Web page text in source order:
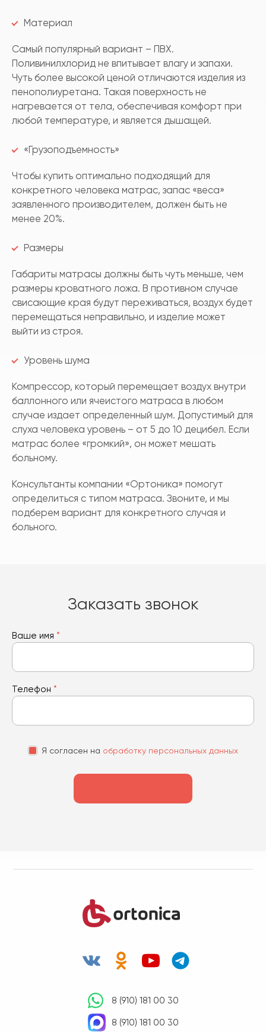
Материал
Самый популярный вариант – ПВХ.
Поливинилхлорид не впитывает влагу и запахи.
Чуть более высокой ценой отличаются изделия из
пенополиуретана. Такая поверхность не
нагревается от тела, обеспечивая комфорт при
любой температуре, и является дышащей.
«Грузоподъемность»
Чтобы купить оптимально подходящий для
конкретного человека матрас, запас «веса»
заявленного производителем, должен быть не
менее 20%.
Размеры
Габариты матрасы должны быть чуть меньше, чем
размеры кроватного ложа. В противном случае
свисающие края будут переживаться, воздух будет
перемещаться неправильно, и изделие может
выйти из строя.
Уровень шума
Компрессор, который перемещает воздух внутри
баллонного или ячеистого матраса в любом
случае издает определенный шум. Допустимый для
слуха человека уровень – от 5 до 10 децибел. Если
матрас более «громкий», он может мешать
больному.
Консультанты компании «Ортоника» помогут
определиться с типом матраса. Звоните, и мы
подберем вариант для конкретного случая и
больного.
Заказать звонок
Ваше имя *
Телефон *
Я согласен на обработку персональных данных
8 (910) 181 00 30
8 (910) 181 00 30